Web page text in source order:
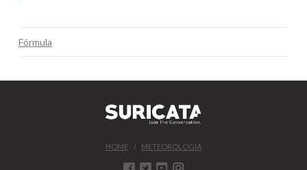
Fórmula
HOME METEOROLOGÍA